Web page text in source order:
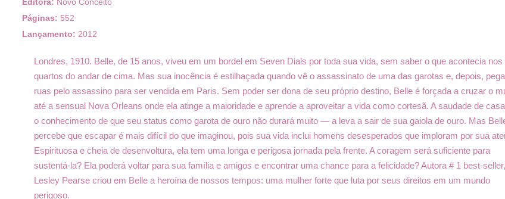
Páginas: 552
Lançamento: 2012
Londres, 1910. Belle, de 15 anos, viveu em um bordel em Seven Dials por toda sua vida, sem saber o que acontecia nos
quartos do andar de cima. Mas sua inocência é estilhaçada quando vê o assassinato de uma das garotas e, depois,
ruas pelo assassino para ser vendida em Paris. Sem poder ser dona de seu próprio destino, Belle é forçada a cruzar o
até a sensual Nova Orleans onde ela atinge a maioridade e aprende a aproveitar a vida como cortesã. A saudade de
o conhecimento de que seu status como garota de ouro não durará muito — a leva a sair de sua gaiola de ouro. Mas
percebe que escapar é mais difícil do que imaginou, pois sua vida inclui homens desesperados que imploram por sua
Espirituosa e cheia de desenvoltura, ela tem uma longa e perigosa jornada pela frente. A coragem será suficiente para
sustentá-la? Ela poderá voltar para sua família e amigos e encontrar uma chance para a felicidade? Autora # 1 best-seller,
Lesley Pearse criou em Belle a heroína de nossos tempos: uma mulher forte que luta por seus direitos em um mundo
perigoso.